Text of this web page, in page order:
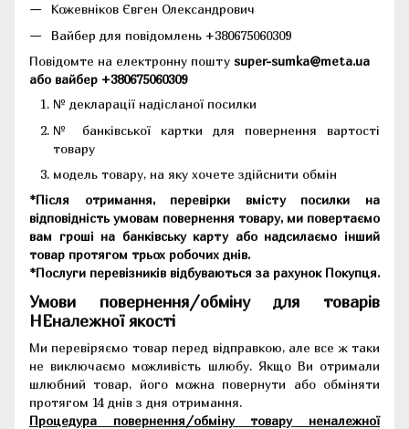
Кожевніков Євген Олександрович
Вайбер для повідомлень +380675060309
Повідомте на електронну пошту super-sumka@meta.ua
або вайбер +380675060309
№ декларації надісланої посилки
№ банківської картки для повернення вартості
товару
модель товару, на яку хочете здійснити обмін
*Після отримання, перевірки вмісту посилки на
відповідність умовам повернення товару, ми повертаємо
вам гроші на банківську карту або надсилаємо інший
товар протягом трьох робочих днів.
*Послуги перевізників відбуваються за рахунок Покупця.
Умови повернення/обміну для товарів
НЕналежної якості
Ми перевіряємо товар перед відправкою, але все ж таки
не виключаємо можливість шлюбу. Якщо Ви отримали
шлюбний товар, його можна повернути або обміняти
протягом 14 днів з дня отримання.
Процедура повернення/обміну товару неналежної